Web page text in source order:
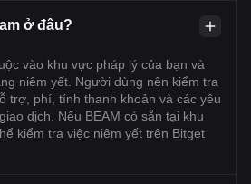
ở đâu?
vào khu vực pháp lý của bạn và
niêm yết. Người dùng nên kiểm tra
trợ, phí, tính thanh khoản và các yêu
dịch. Nếu BEAM có sẵn tại khu
kiểm tra việc niêm yết trên Bitget